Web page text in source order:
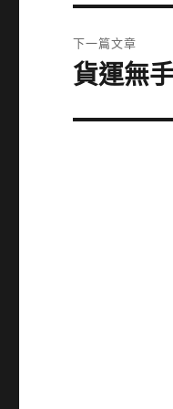
篇
文
章:
下一篇文章
下
篇
貨運無